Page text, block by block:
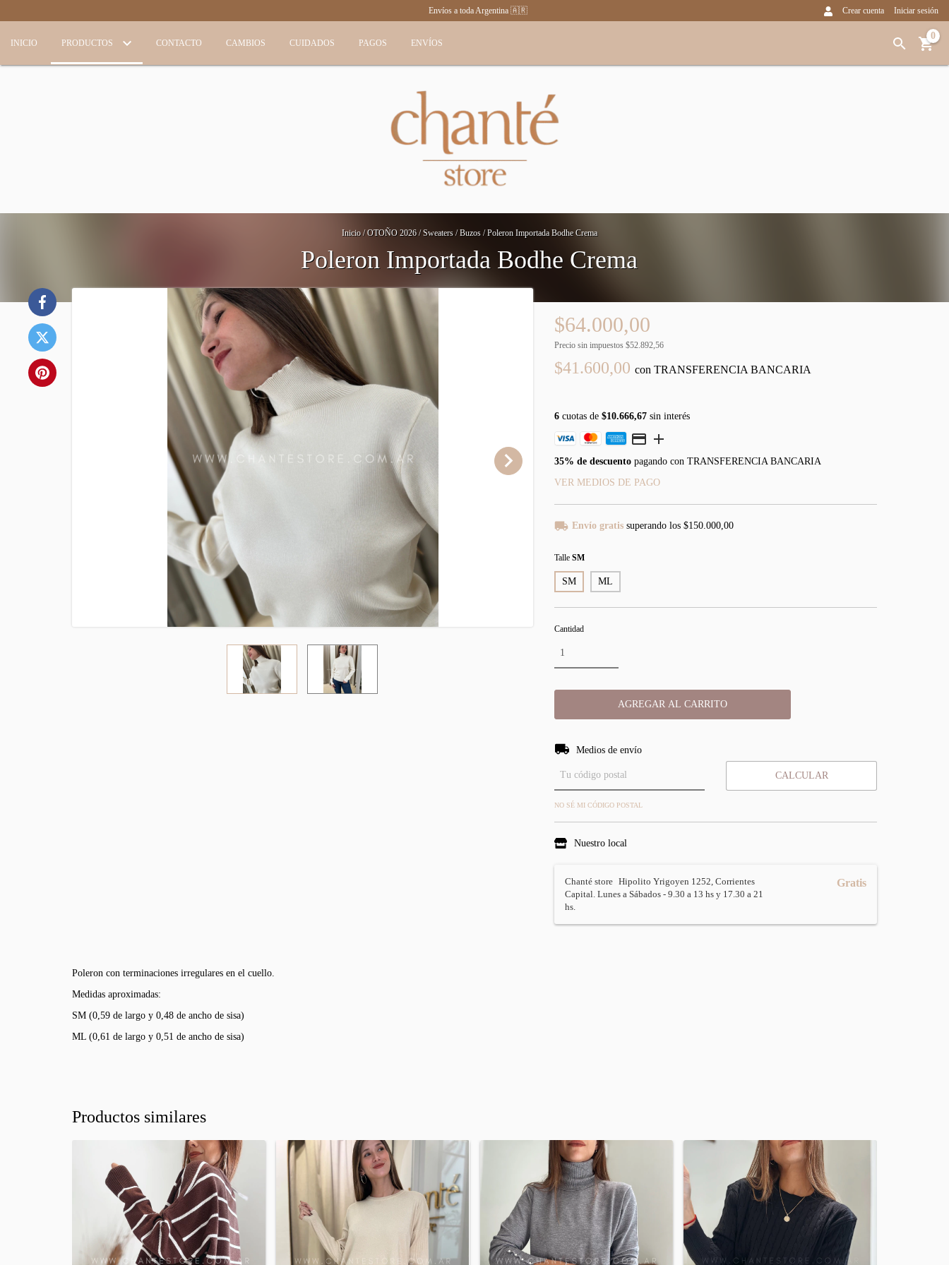
Envíos a toda Argentina 🇦🇷 Crear cuenta Iniciar sesión
INICIO PRODUCTOS CONTACTO CAMBIOS CUIDADOS PAGOS ENVÍOS
0
Inicio / OTOÑO 2026 / Sweaters / Buzos / Poleron Importada Bodhe Crema
Poleron Importada Bodhe Crema
$64.000,00
Precio sin impuestos $52.892,56
$41.600,00 con TRANSFERENCIA BANCARIA
6cuotas de $10.666,67sin interés
35% de descuentopagando con TRANSFERENCIA BANCARIA
VER MEDIOS DE PAGO
Envío gratis superando los $150.000,00
Talle SM
SM ML
Cantidad
Entregas para el CP:
Medios de envío
CALCULAR
NO SÉ MI CÓDIGO POSTAL
Nuestro local
Chanté store Hipolito Yrigoyen 1252, Corrientes
Capital. Lunes a Sábados - 9.30 a 13 hs y 17.30 a 21
hs.
Gratis
Poleron con terminaciones irregulares en el cuello.
Medidas aproximadas:
SM (0,59 de largo y 0,48 de ancho de sisa)
ML (0,61 de largo y 0,51 de ancho de sisa)
Productos similares